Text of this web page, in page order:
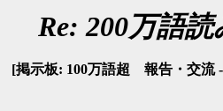
Re: 200万語
[掲示板: 100万語超 報告・交流